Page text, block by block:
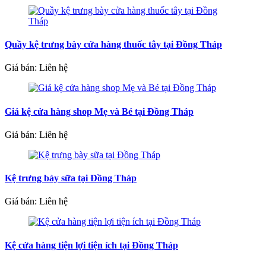
Quầy kệ trưng bày cửa hàng thuốc tây tại Đồng Tháp
Giá bán: Liên hệ
Giá kệ cửa hàng shop Mẹ và Bé tại Đồng Tháp
Giá bán: Liên hệ
Kệ trưng bày sữa tại Đồng Tháp
Giá bán: Liên hệ
Kệ cửa hàng tiện lợi tiện ích tại Đồng Tháp